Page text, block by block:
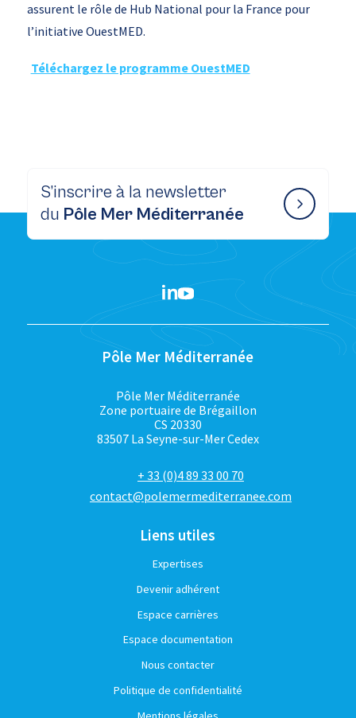
assurent le rôle de Hub National pour la France pour
l’initiative OuestMED.
Téléchargez le programme OuestMED
S’inscrire à la newsletter
du Pôle Mer Méditerranée
Pôle Mer Méditerranée
Pôle Mer Méditerranée
Zone portuaire de Brégaillon
CS 20330
83507 La Seyne-sur-Mer Cedex
+ 33 (0)4 89 33 00 70
contact@polemermediterranee.com
Liens utiles
Expertises
Devenir adhérent
Espace carrières
Espace documentation
Nous contacter
Politique de confidentialité